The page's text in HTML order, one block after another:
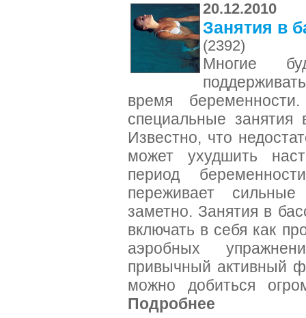
20.12.2010
Занятия в
(2392)
Многие
время
специальные
Известно, что
может ухудшить
период
переживает
заметно. Занятия в
включать в себя как
аэробных
привычный активный
можно добиться
Подробнее